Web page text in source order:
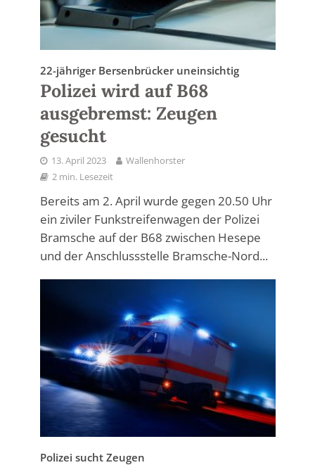
22-jähriger Bersenbrücker uneinsichtig
Polizei wird auf B68
ausgebremst: Zeugen
gesucht
13. April 2023
Wallenhorster
2 min. Lesezeit
Bereits am 2. April wurde gegen 20.50 Uhr
ein ziviler Funkstreifenwagen der Polizei
Bramsche auf der B68 zwischen Hesepe
und der Anschlussstelle Bramsche-Nord...
Polizei sucht Zeugen